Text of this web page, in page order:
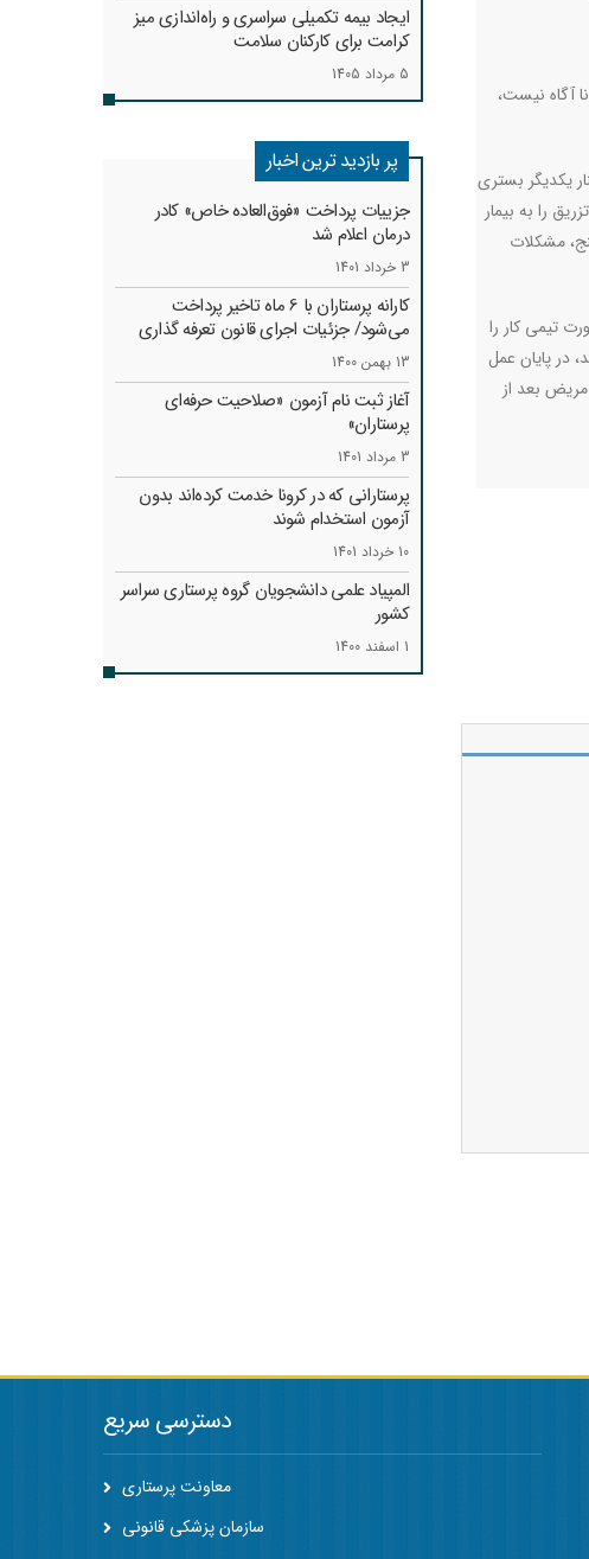
کرد، اما پرستاری که ۱۵سال سابقه کار دارد نا آگاه نیست،
یکدیگر بستری
را به بیمار
مشکلات
تیمی کار را
در پایان عمل
بعد از
ایجاد بیمه تکمیلی سراسری و راه‌اندازی میز
کرامت برای کارکنان سلامت
5 مرداد 1405
پر بازدید ترین اخبار
جزییات پرداخت «فوق‌العاده خاص» کادر
درمان اعلام شد
3 خرداد 1401
کارانه‌ پرستاران با 6 ماه تاخیر پرداخت
می‌شود/ جزئیات اجرای قانون تعرفه گذاری
13 بهمن 1400
آغاز ثبت نام آزمون «صلاحیت حرفه‌ای
پرستاران»
3 مرداد 1401
پرستارانی که در کرونا خدمت کرد‌ه‌اند بدون
آزمون استخدام شوند
10 خرداد 1401
المپیاد علمی دانشجویان گروه پرستاری سراسر
کشور
1 اسفند 1400
دسترسی سریع
معاونت پرستاری
سازمان پزشکی قانونی